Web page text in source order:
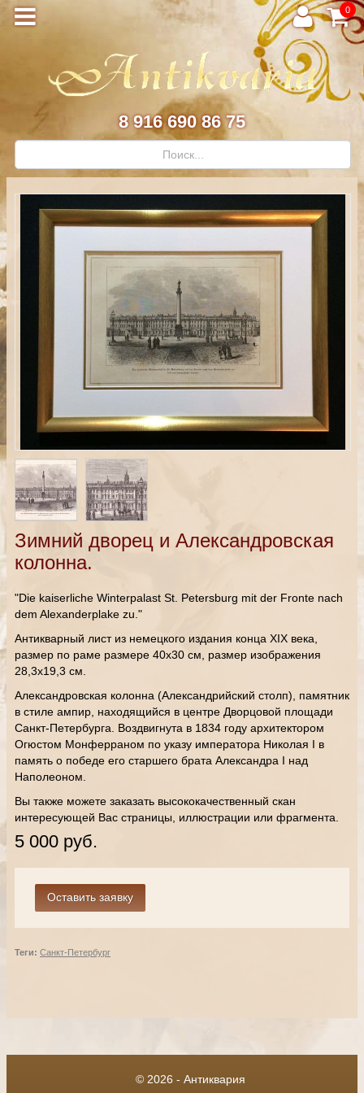
0
8 916 690 86 75
Зимний дворец и Александровская
колонна.
"Die kaiserliche Winterpalast St. Petersburg mit der Fronte nach
dem Alexanderplake zu."
Антикварный лист из немецкого издания конца XIX века,
размер по раме размере 40х30 см, размер изображения
28,3х19,3 см.
Александровская колонна (Александрийский столп), памятник
в стиле ампир, находящийся в центре Дворцовой площади
Санкт-Петербурга. Воздвигнута в 1834 году архитектором
Огюстом Монферраном по указу императора Николая I в
память о победе его старшего брата Александра I над
Наполеоном.
Вы также можете заказать высококачественный скан
интересующей Вас страницы, иллюстрации или фрагмента.
5 000 руб.
Теги: Санкт-Петербург
© 2026 - Антиквария